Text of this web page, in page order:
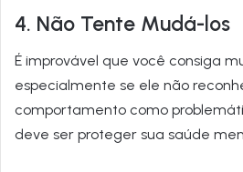
4. Não Tente Mudá-los
É improvável que você consiga
especialmente se ele não
comportamento como
deve ser proteger sua saúde